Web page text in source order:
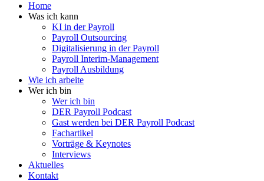
Home
Was ich kann
KI in der Payroll
Payroll Outsourcing
Digitalisierung in der Payroll
Payroll Interim-Management
Payroll Ausbildung
Wie ich arbeite
Wer ich bin
Wer ich bin
DER Payroll Podcast
Gast werden bei DER Payroll Podcast
Fachartikel
Vorträge & Keynotes
Interviews
Aktuelles
Kontakt